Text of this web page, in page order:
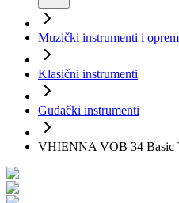
Muzički instrumenti i
Klasični instrumenti
Gudački instrumenti
VHIENNA VOB 34 Basic